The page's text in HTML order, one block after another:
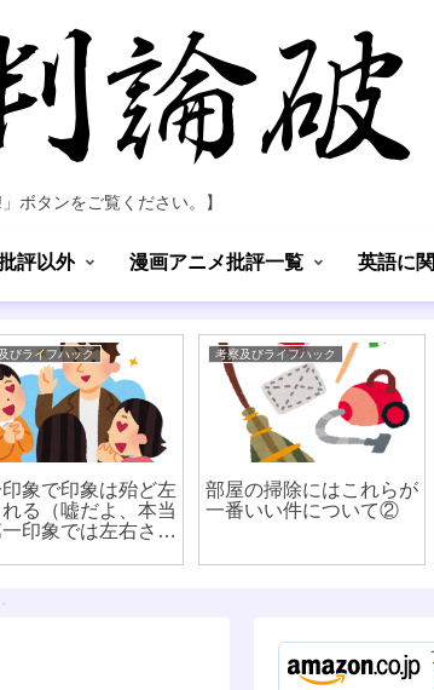
ボタンをご覧ください。】
評以外 漫画アニメ批評一覧 英語に
びライフハック
象で印象は殆ど左
る（嘘だよ、本当
印象では左右され
考察及びライフハック
部屋の掃除にはこれらが
一番いい件について②